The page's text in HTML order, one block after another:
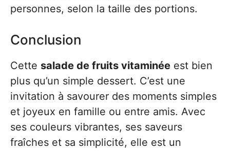
personnes, selon la taille des portions.
Conclusion
Cette salade de fruits vitaminée est bien
plus qu’un simple dessert. C’est une
invitation à savourer des moments simples
et joyeux en famille ou entre amis. Avec
ses couleurs vibrantes, ses saveurs
fraîches et sa simplicité, elle est un